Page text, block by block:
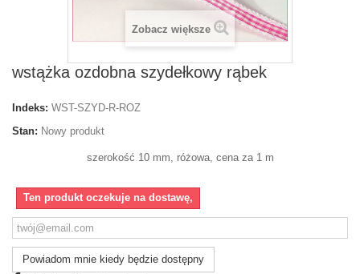
Zobacz większe
wstążka ozdobna szydełkowy rąbek
Indeks: WST-SZYD-R-ROZ
Stan: Nowy produkt
szerokość 10 mm, różowa, cena za 1 m
Ten produkt oczekuje na dostawę,
Powiadom mnie kiedy będzie dostępny